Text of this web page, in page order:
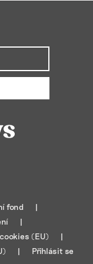
fond
(EU)
Přihlásit se